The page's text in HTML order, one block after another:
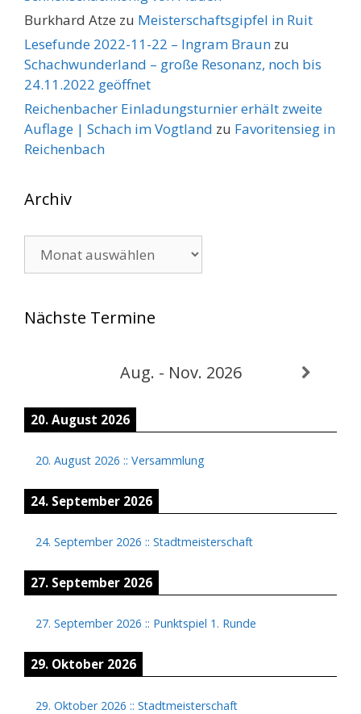
Burkhard Atze zu Meisterschaftsgipfel in Ruit
Lesefunde 2022-11-22 – Ingram Braun zu
Schachwunderland – große Resonanz, noch bis
24.11.2022 geöffnet
Reichenbacher Einladungsturnier erhält zweite
Auflage | Schach im Vogtland zu Favoritensieg in
Reichenbach
Archiv
Nächste Termine
Aug. - Nov. 2026
20. August 2026
20. August 2026 :: Versammlung
24. September 2026
24. September 2026 :: Stadtmeisterschaft
27. September 2026
27. September 2026 :: Punktspiel 1. Runde
29. Oktober 2026
29. Oktober 2026 :: Stadtmeisterschaft